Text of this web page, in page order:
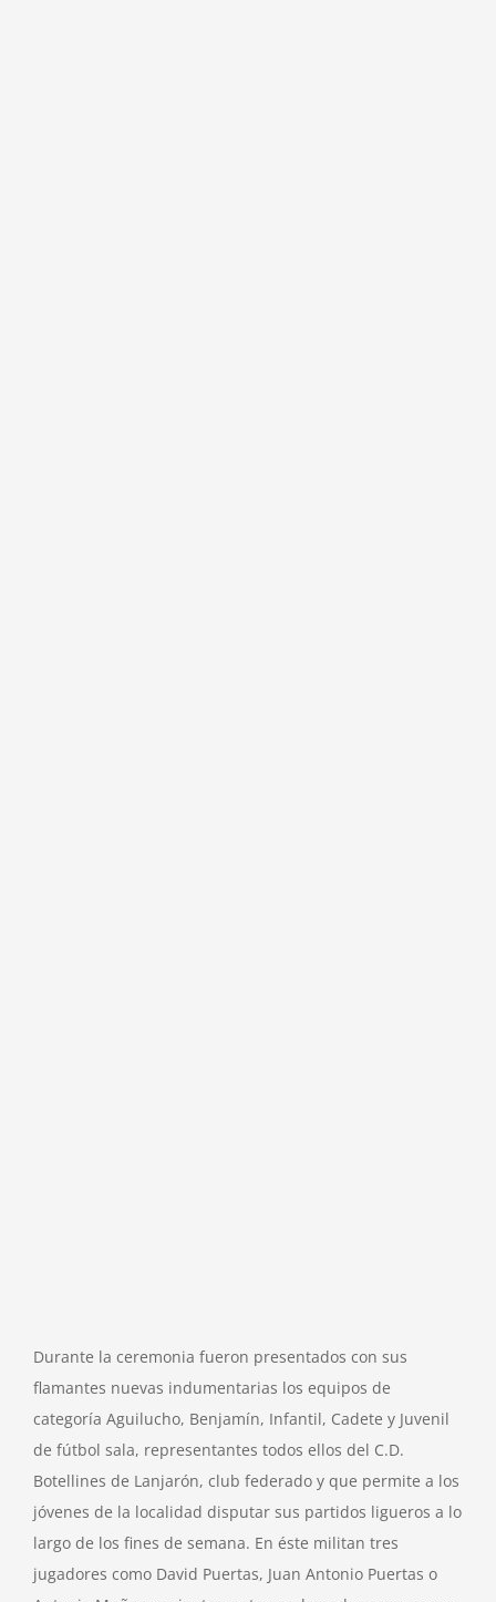
Durante la ceremonia fueron presentados con sus
flamantes nuevas indumentarias los equipos de
categoría Aguilucho, Benjamín, Infantil, Cadete y Juvenil
de fútbol sala, representantes todos ellos del C.D.
Botellines de Lanjarón, club federado y que permite a los
jóvenes de la localidad disputar sus partidos ligueros a lo
largo de los fines de semana. En éste militan tres
jugadores como David Puertas, Juan Antonio Puertas o